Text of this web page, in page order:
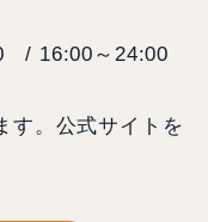
～24:00
す。公式サイトを